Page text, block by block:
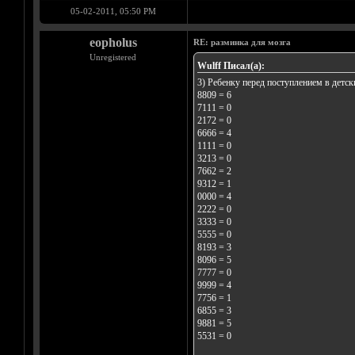
05-02-2011, 05:50 PM
eopholus
Unregistered
RE: разминка для мозга
Wulff Писал(а):
3) Ребенку перед поступлением в
8809 = 6
7111 = 0
2172 = 0
6666 = 4
1111 = 0
3213 = 0
7662 = 2
9312 = 1
0000 = 4
2222 = 0
3333 = 0
5555 = 0
8193 = 3
8096 = 5
7777 = 0
9999 = 4
7756 = 1
6855 = 3
9881 = 5
5531 = 0